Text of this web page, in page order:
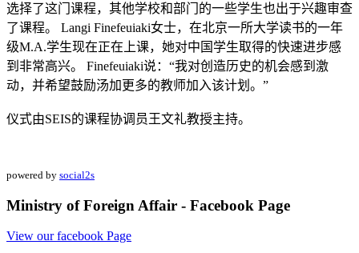
选择了这门课程，其他学校和部门的一些学生也出于兴趣审查
了课程。
Langi Finefeuiaki女士，在北京一所大学读书的一年
级M.A.学生现在正在上课，她对中国学生取得的快速进步感
到非常高兴。 Finefeuiaki说：“我对创造历史的机会感到激
动，并希望鼓励汤加更多的教师加入该计划。”
仪式由SEIS的课程协调员王文礼教授主持。
powered by social2s
Ministry of Foreign Affair - Facebook Page
View our facebook Page